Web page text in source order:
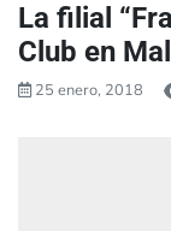
La filial
Club en
25 enero, 2018